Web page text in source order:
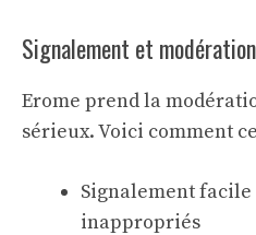
Signalement et
Erome prend la
sérieux. Voici comment
Signalement facile
inappropriés